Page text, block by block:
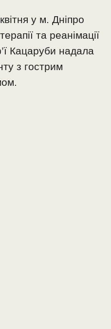
у м. Дніпро
та реанімації
Кацаруби надала
з гострим